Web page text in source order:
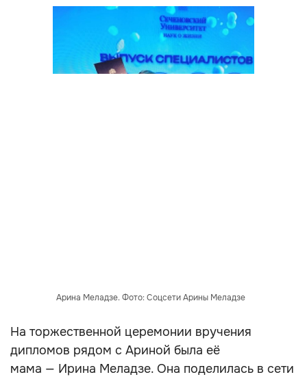
Арина Меладзе. Фото: Соцсети Арины Меладзе
На торжественной церемонии вручения
дипломов рядом с Ариной была её
мама — Ирина Меладзе. Она поделилась в сети